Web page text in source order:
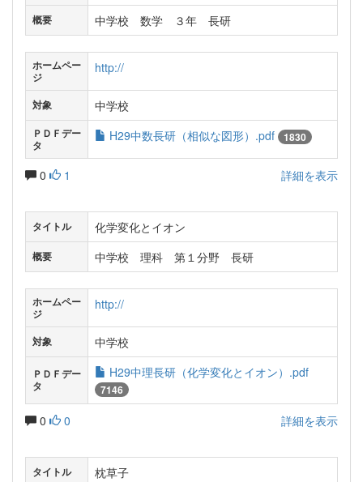
概要 中学校 数学 ３年 長研
ホームペー
ジ
http://
対象 中学校
ＰＤＦデー
タ
H29中数長研（相似な図形）.pdf 1830
0 1 詳細を表示
タイトル 化学変化とイオン
概要 中学校 理科 第１分野 長研
ホームペー
ジ
http://
対象 中学校
ＰＤＦデー
タ
H29中理長研（化学変化とイオン）.pdf
7146
0 0 詳細を表示
タイトル 枕草子